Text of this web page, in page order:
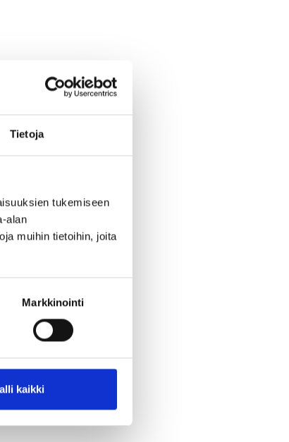
Tietoja
tukemiseen
alan
muihin tietoihin, joita
Markkinointi
kaikki